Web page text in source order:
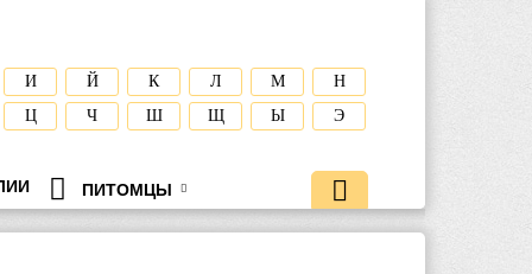
И Й К Л М
Н
Ц
Ч Ш Щ Ы Э
ПИТОМЦЫ